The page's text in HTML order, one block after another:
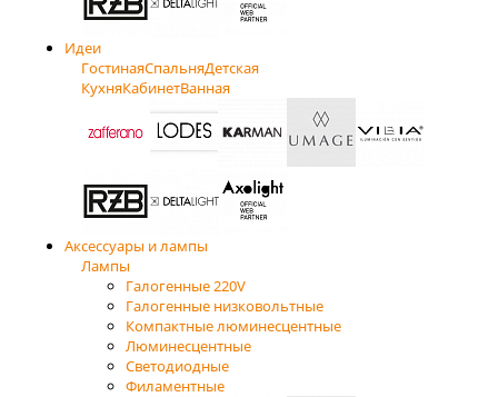
Идеи
ГостинаяСпальняДетская
КухняКабинетВанная
Аксессуары и лампы
Лампы
Галогенные 220V
Галогенные низковольтные
Компактные люминесцентные
Люминесцентные
Светодиодные
Филаментные